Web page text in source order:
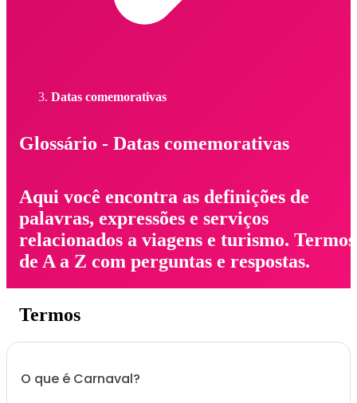
Datas comemorativas
Glossário - Datas comemorativas
Aqui você encontra as definições de
palavras, expressões e serviços
relacionados a viagens e turismo. Termos
de A a Z com perguntas e respostas.
Termos
O que é Carnaval?